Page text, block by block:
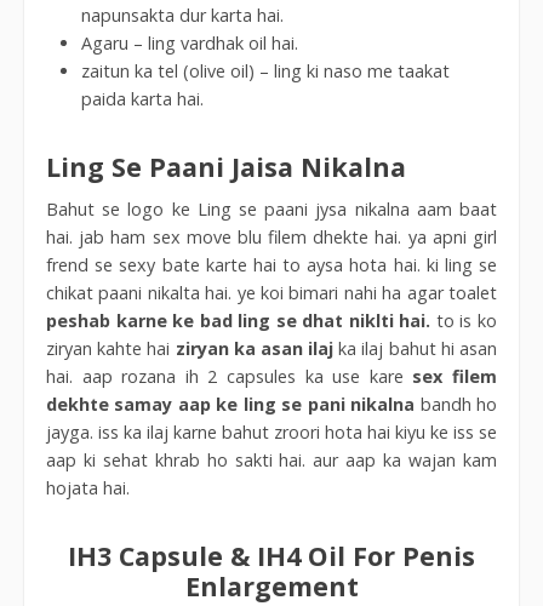
napunsakta dur karta hai.
Agaru – ling vardhak oil hai.
zaitun ka tel (olive oil) – ling ki naso me taakat
paida karta hai.
Ling Se Paani Jaisa Nikalna
Bahut se logo ke Ling se paani jysa nikalna aam baat
hai. jab ham sex move blu filem dhekte hai. ya apni girl
frend se sexy bate karte hai to aysa hota hai. ki ling se
chikat paani nikalta hai. ye koi bimari nahi ha agar toalet
peshab karne ke bad ling se dhat niklti hai. to is ko
ziryan kahte hai ziryan ka asan ilaj ka ilaj bahut hi asan
hai. aap rozana ih 2 capsules ka use kare sex filem
dekhte samay aap ke ling se pani nikalna bandh ho
jayga. iss ka ilaj karne bahut zroori hota hai kiyu ke iss se
aap ki sehat khrab ho sakti hai. aur aap ka wajan kam
hojata hai.
IH3 Capsule & IH4 Oil For Penis
Enlargement